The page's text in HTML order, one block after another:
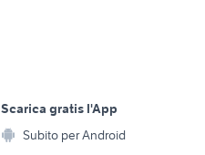
Biciclette
Scarica gratis l'App
Subito per Android